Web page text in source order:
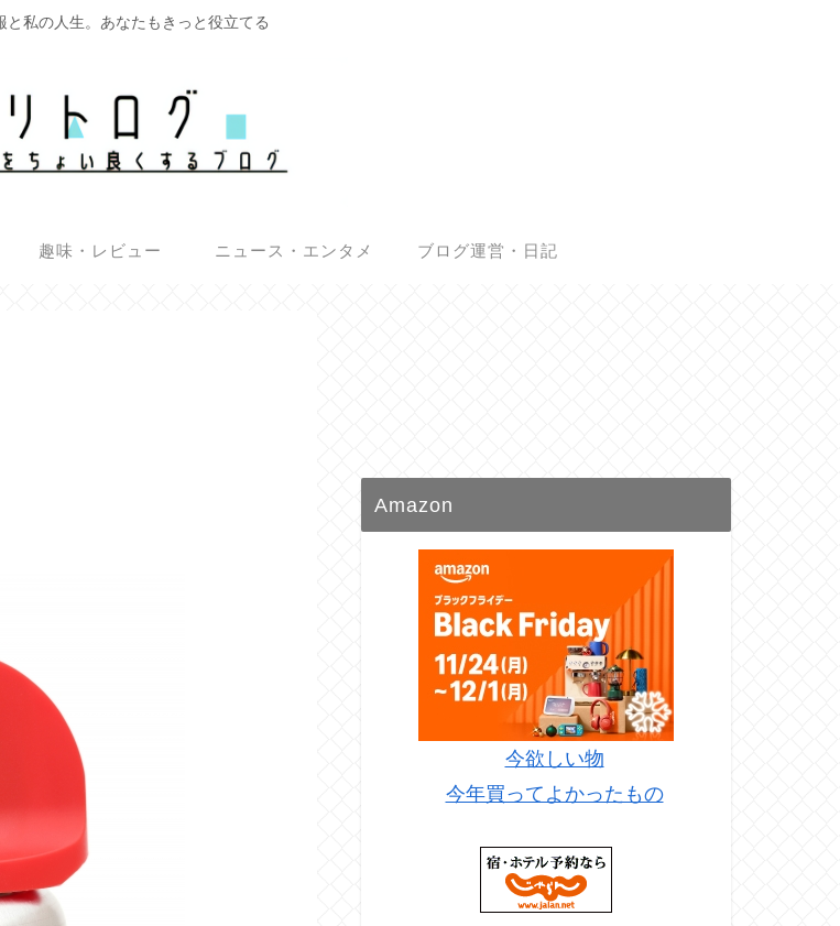
と私の人生。あなたもきっと役立てる
趣味・レビュー ニュース・エンタメ ブログ運営・日記
Amazon
今欲しい物
今年買ってよかったもの